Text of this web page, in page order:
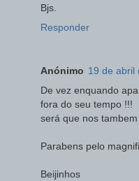
Bjs.
Responder
Anónimo 19 de abril
De vez enquando
fora do seu tempo !!!
será que nos
Parabens pelo
Beijinhos